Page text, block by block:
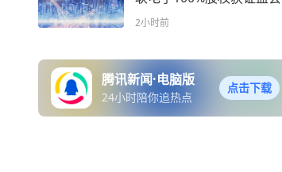
批复
2小时前
腾讯新闻·电脑版
24小时陪你追热点
点击下载